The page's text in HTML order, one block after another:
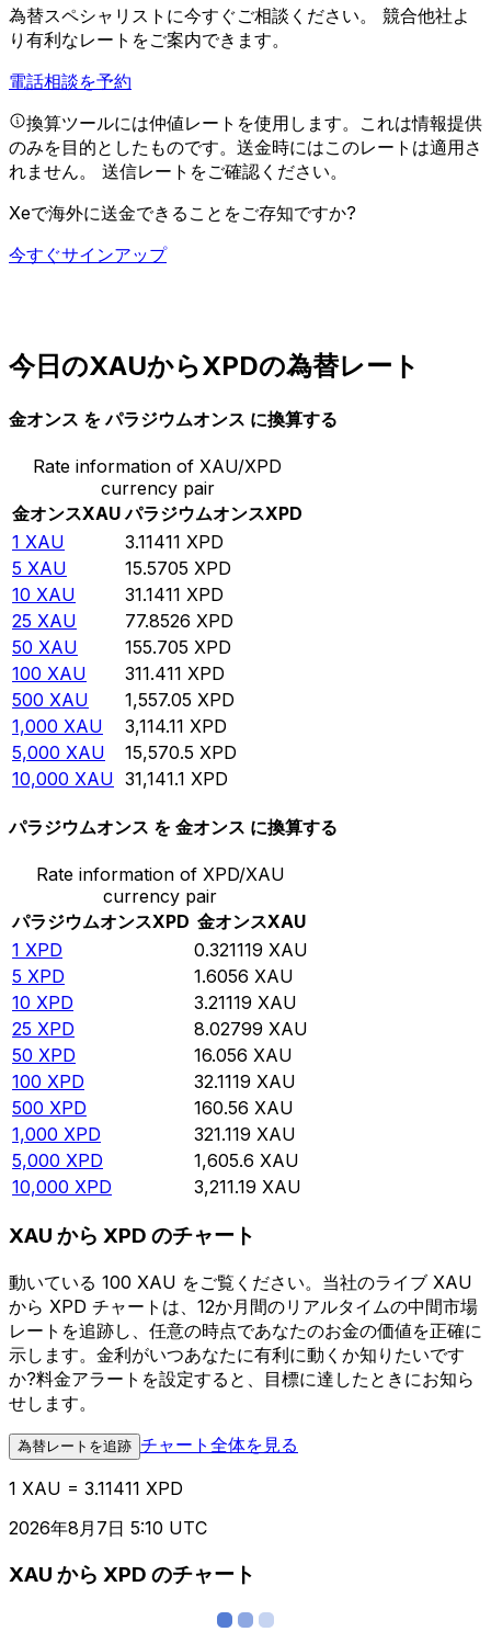
為替スペシャリストに今すぐご相談ください。 競合他社よ
り有利なレートをご案内できます。
電話相談を予約
換算ツールには仲値レートを使用します。これは情報提供
のみを目的としたものです。送金時にはこのレートは適用さ
れません。 送信レートをご確認ください。
Xeで海外に送金できることをご存知ですか?
今すぐサインアップ
今日のXAUからXPDの為替レート
金オンス を パラジウムオンス に換算する
Rate information of XAU/XPD
currency pair
金オンスXAU パラジウムオンスXPD
1 XAU 3.11411 XPD
5 XAU 15.5705 XPD
10 XAU 31.1411 XPD
25 XAU 77.8526 XPD
50 XAU 155.705 XPD
100 XAU 311.411 XPD
500 XAU 1,557.05 XPD
1,000 XAU 3,114.11 XPD
5,000 XAU 15,570.5 XPD
10,000 XAU 31,141.1 XPD
パラジウムオンス を 金オンス に換算する
Rate information of XPD/XAU
currency pair
パラジウムオンスXPD 金オンスXAU
1 XPD 0.321119 XAU
5 XPD 1.6056 XAU
10 XPD 3.21119 XAU
25 XPD 8.02799 XAU
50 XPD 16.056 XAU
100 XPD 32.1119 XAU
500 XPD 160.56 XAU
1,000 XPD 321.119 XAU
5,000 XPD 1,605.6 XAU
10,000 XPD 3,211.19 XAU
XAU から XPD のチャート
動いている 100 XAU をご覧ください。当社のライブ XAU
から XPD チャートは、12か月間のリアルタイムの中間市場
レートを追跡し、任意の時点であなたのお金の価値を正確に
示します。金利がいつあなたに有利に動くか知りたいです
か?料金アラートを設定すると、目標に達したときにお知ら
せします。
為替レートを追跡 チャート全体を見る
1 XAU = 3.11411 XPD
2026年8月7日 5:10 UTC
XAU から XPD のチャート